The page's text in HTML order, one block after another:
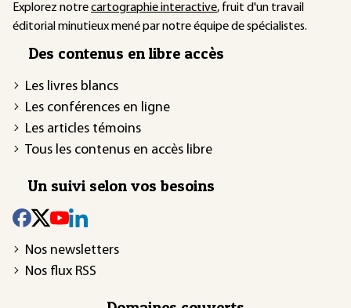
Explorez notrecartographie interactive, fruit d'un travail
éditorial minutieux mené par notre équipe de spécialistes.
Des contenus en libre accès
Les livres blancs
Les conférences en ligne
Les articles témoins
Tous les contenus en accès libre
Un suivi selon vos besoins
Nos newsletters
Nos flux RSS